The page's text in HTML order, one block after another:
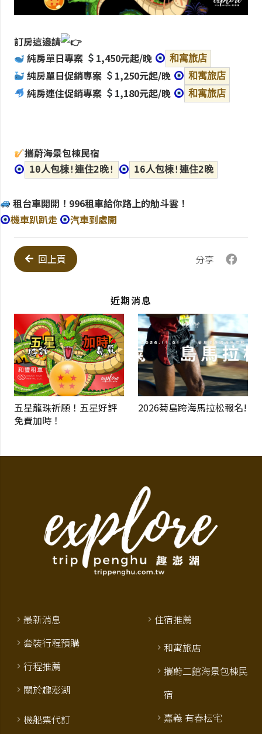
訂房這邊請
純房單日專案
1,450元起/晚 和寓旅店
純房單日促銷專案 1,250元起/晚 和寓旅店
純房連住促銷專案 1,180元起/晚 和寓旅店
攜蔚海景包棟民宿
10人包棟!連住2晚! 16人包棟!連住2晚
租台車開開！996租車給你路上的觔斗雲！
機車趴趴走
汽車到處開
回上頁 分享
近期消息
五星龍珠祈願！五星好評
免費加時！
2026菊島跨海馬拉松報名!
最新消息
套裝行程預購
行程推薦
關於趣澎湖
機船票代訂
住宿推薦
和寓旅店
攜蔚二館海景包棟民
宿
嘉義 有春枟宅